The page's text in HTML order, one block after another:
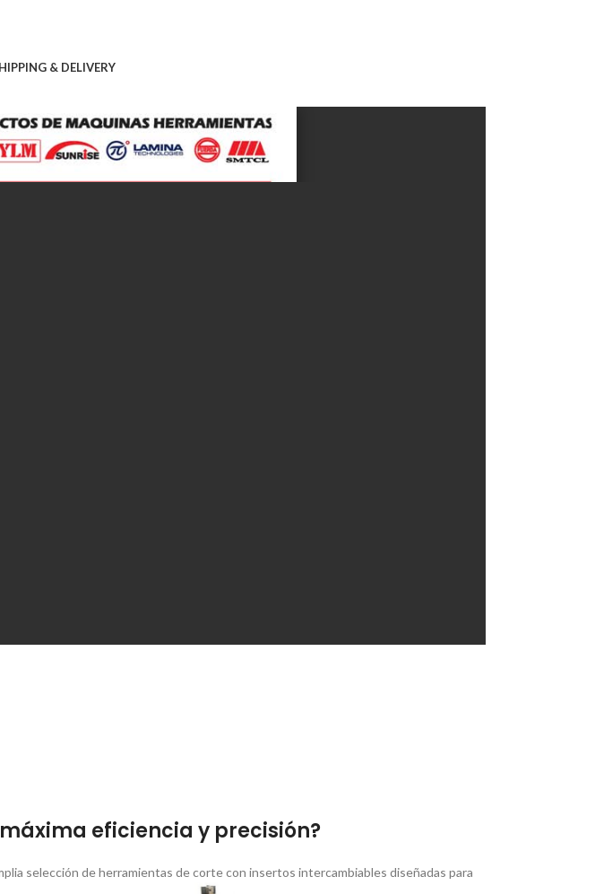
& DELIVERY
eficiencia y precisión?
selección de herramientas de corte con insertos intercambiables diseñadas para